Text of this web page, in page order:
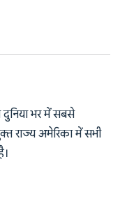
दुनिया भर में सबसे
राज्य अमेरिका में सभी